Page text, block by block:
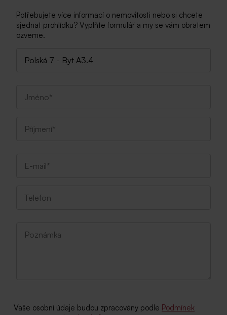
Potřebujete více informací o nemovitosti nebo si chcete
sjednat prohlídku? Vyplňte formulář a my se vám obratem
ozveme.
Vaše osobní údaje budou zpracovány podle Podmínek